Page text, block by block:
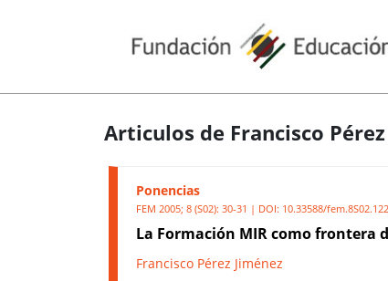
Articulos de Francisco
Ponencias
FEM 2005; 8 (S02): 30-31 | DOI: 10.33588/fem.8S02.122
La Formación MIR como frontera
Francisco Pérez Jiménez